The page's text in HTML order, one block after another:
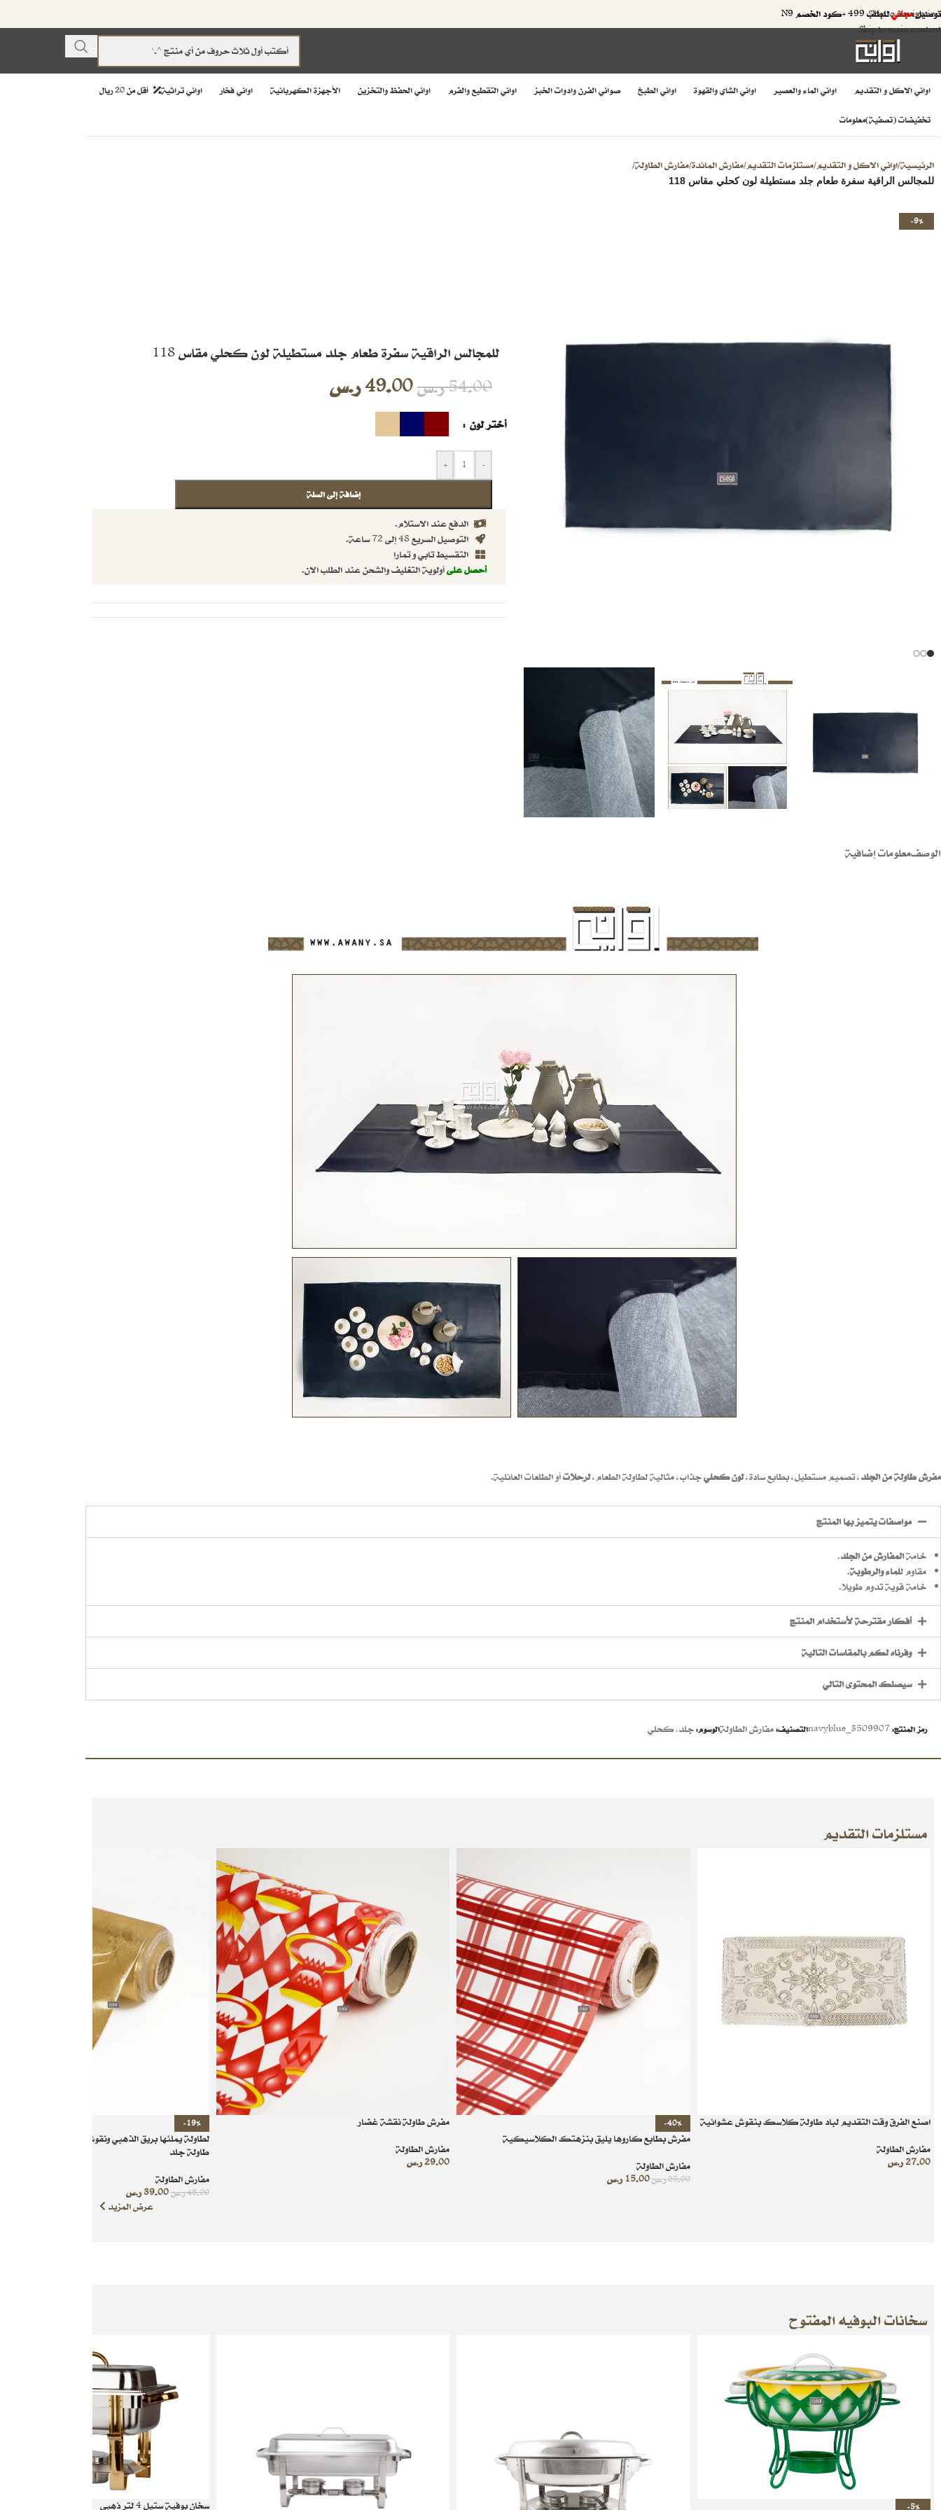
Skip to navigation
Skip to main content
توصيلمجانيللطلب 499 +كود الخصم N9
اواني الاكل و التقديم اواني الماء والعصير اواني الشاي والقهوة اواني الطبخ صواني الفرن وادوات الخبز اواني التقطيع والفرم اواني الحفظ والتخزين الأجهزة الكهربائية اواني فخار اواني تراثية أقل من 20 ريال
تخفيضات (تصفية)معلومات
الرئيسية/اواني الاكل و التقديم/مستلزمات التقديم/مفارش المائدة/مفارش الطاولة/
للمجالس الراقية سفرة طعام جلد مستطيلة لون كحلي مقاس 118
-9%
للمجالس الراقية سفرة طعام جلد مستطيلة لون كحلي مقاس 118
54.00ر.س49.00ر.س
أختر لون
-
+
إضافة إلى السلة
الدفع عند الاستلام.
التوصيل السريع 48 إلى 72 ساعة.
التقسيط تابي و تمارا
أحصل علىأولوية التغليف والشحن عند الطلب الان.
الوصفمعلومات إضافية
مفرش طاولة من الجلد، تصميم مستطيل، بطابع سادة،لون كحليجذاب، مثالية لطاولة الطعام،لرحلاتأو الطلعات العائلية.
مواصفات يتميز بها المنتج
خامةالمفارش من الجلد.
مقاوم للماء والرطوبة.
خامة قوية تدوم طويلا.
أفكار مقترحة لأستخدام المنتج
وفرناه لكم بالمقاسات التالية
سيصلك المحتوى التالي
رمز المنتج:3509907_navyblue التصنيف:مفارش الطاولةالوسوم:جلد,كحلي
مستلزمات التقديم
اصنع الفرق وقت التقديم لباد طاولة كلاسك بنقوش عشوائية
مفارش الطاولة
27.00ر.س
-40%
مفرش بطابع كاروها يليق بنزهتك الكلاسيكية
مفارش الطاولة
25.00ر.س15.00 ر.س
مفرش طاولة نقشة غضار
مفارش الطاولة
29.00ر.س
-19%
لطاولة يملئها بريق الذهبي ونقوش من سحر الطبيعة
طاولة جلد
مفارش الطاولة
48.00ر.س39.00 ر.س
عرض المزيد
سخانات البوفيه المفتوح
-5% سخان بوفية ستيل 4 لتر ذهبي